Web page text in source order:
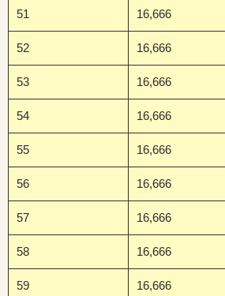
51 16,666
52 16,666
53 16,666
54 16,666
55 16,666
56 16,666
57 16,666
58 16,666
59 16,666